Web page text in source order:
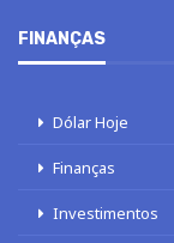
FINANÇAS
Dólar Hoje
Finanças
Investimentos